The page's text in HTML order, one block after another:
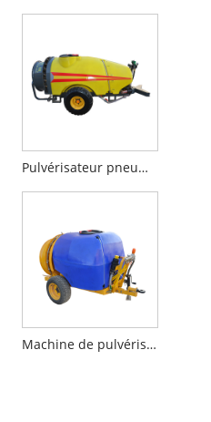
Pulvérisateur pneumatique sur remorque
Machine de pulvérisation de pesticides traînée